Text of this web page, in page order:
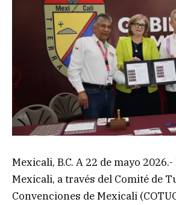
Mexicali, B.C. A 22 de mayo
Mexicali, a través del Comité de
Convenciones de Mexicali